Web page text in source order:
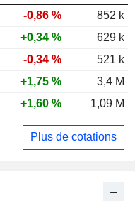
-0,86 %
852 k
+0,34 %
629 k
-0,34 %
521 k
+1,75 %
3,4 M
+1,60 % 1,09 M
Plus de cotations